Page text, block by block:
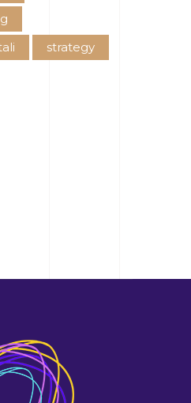
strategy